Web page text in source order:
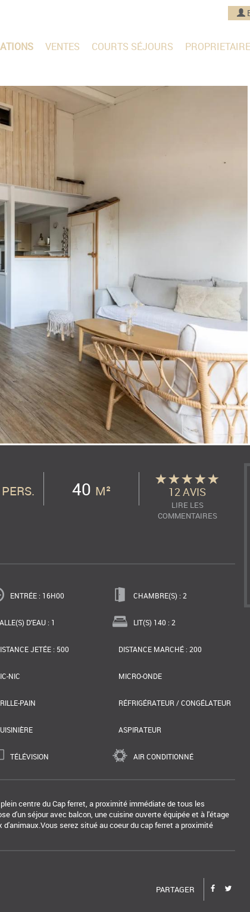
VENTES COURTS SÉJOURS
PERS. 40 M² 12 AVIS
LIRE LES
COMMENTAIRES
ENTRÉE : 16H00 CHAMBRE(S) : 2
D'EAU : 1 LIT(S) 140 : 2
JETÉE : 500 DISTANCE MARCHÉ : 200
NIC MICRO-ONDE
PAIN RÉFRIGÉRATEUR / CONGÉLATEUR
ASPIRATEUR
TÉLÉVISION AIR CONDITIONNÉ
centre du Cap ferret, a proximité immédiate de tous les
d'un séjour avec balcon, une cuisine ouverte équipée et à l'étage
serez situé au coeur du cap ferret a proximité
PARTAGER